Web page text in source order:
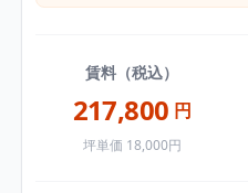
賃料（税込）
217,800 円
坪単価 18,000円